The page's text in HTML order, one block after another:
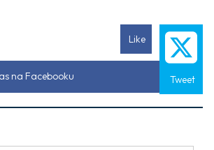
Like
Tweet
na Facebooku